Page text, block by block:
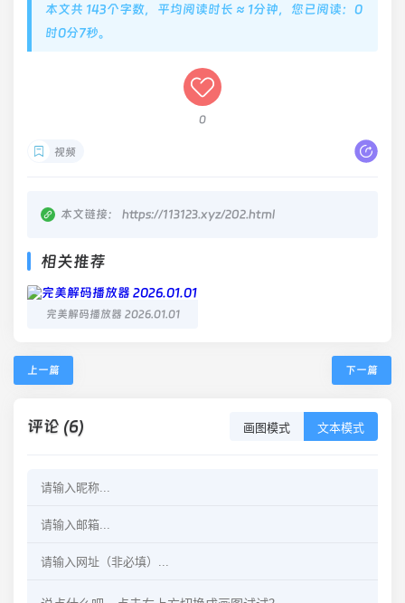
本文共 143个字数，平均阅读时长 ≈ 1分钟，您已阅读：0
时0分8秒。
0
视频
本文链接： https://113123.xyz/202.html
相关推荐
完美解码播放器 2026.01.01
上一篇 下一篇
评论 (6) 画图模式 文本模式